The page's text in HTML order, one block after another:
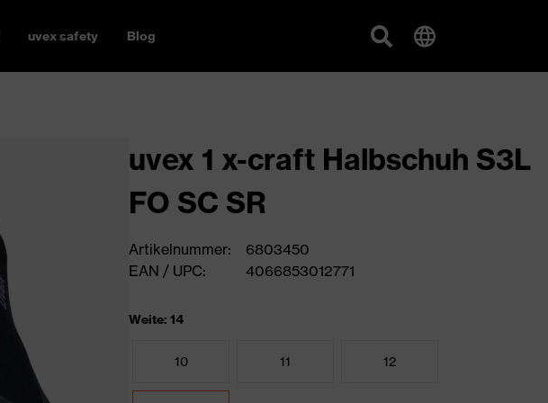
uvex safety Blog
uvex 1 x-craft Halbschuh S3L
FO SC SR
Artikelnummer:
6803450
EAN / UPC:
4066853012771
Weite: 14
10 11 12